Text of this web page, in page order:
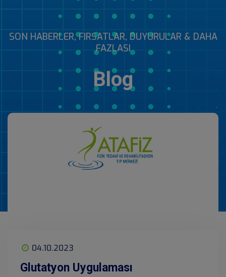
SON HABERLER, FIRSATLAR, DUYURULAR & DAHA
FAZLASI
Blog
04.10.2023
Glutatyon Uygulaması